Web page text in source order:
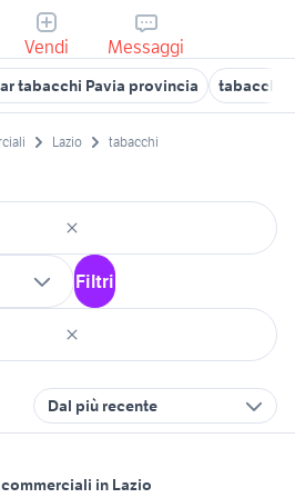
Vendi Messaggi
tabacchi Pavia provincia tabacchi
Lazio tabacchi
Filtri
Dal più recente
in Lazio